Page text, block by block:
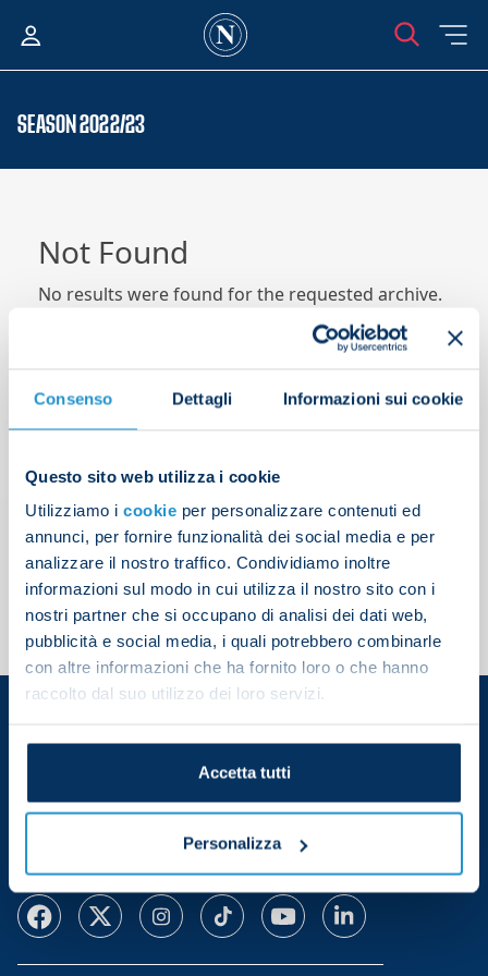
Consenso Dettagli Informazioni sui cookie
Questo sito web utilizza i cookie
Utilizziamo i cookie per personalizzare contenuti ed
annunci, per fornire funzionalità dei social media e per
analizzare il nostro traffico. Condividiamo inoltre
informazioni sul modo in cui utilizza il nostro sito con i
nostri partner che si occupano di analisi dei dati web,
pubblicità e social media, i quali potrebbero combinarle
con altre informazioni che ha fornito loro o che hanno
raccolto dal suo utilizzo dei loro servizi.
Accetta tutti
Personalizza
SEASON 2022/23
Not Found
No results were found for the requested archive.
Submit
Download app